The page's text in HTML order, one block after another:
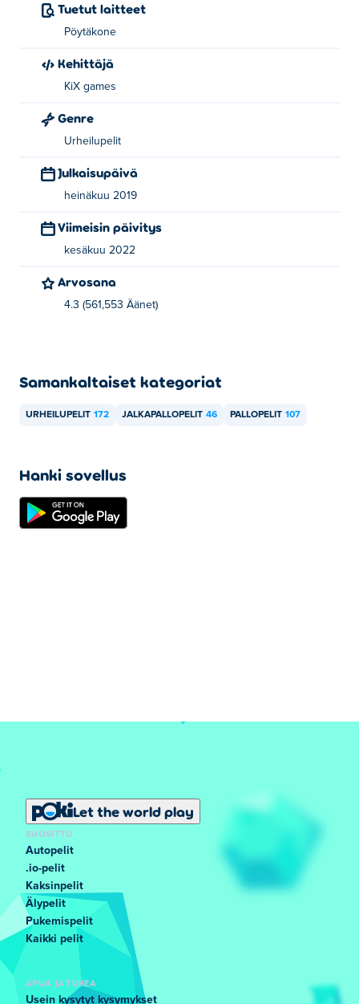
Tuetut laitteet
Pöytäkone
Kehittäjä
KiX games
Genre
Urheilupelit
Julkaisupäivä
heinäkuu 2019
Viimeisin päivitys
kesäkuu 2022
Arvosana
4.3 (561,553 Äänet)
Samankaltaiset kategoriat
URHEILUPELIT 172 JALKAPALLOPELIT 46 PALLOPELIT 107
Hanki sovellus
Let the world play
SUOSITTU
Autopelit
.io-pelit
Kaksinpelit
Älypelit
Pukemispelit
Kaikki pelit
APUA JA TUKEA
Usein kysytyt kysymykset